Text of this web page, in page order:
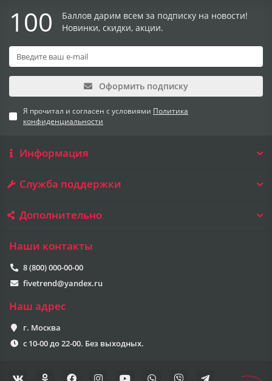
100
Баллов дарим всем за подписку на новости!
Новинки, скидки, акции.
Оформить подписку
Я прочитал и согласен с условиями Политика
конфиденциальности
Информация
Служба поддержки
Дополнительно
Наши контакты
8 (800) 000-00-00
fivetrend@yandex.ru
Наш адрес
г. Москва
с 10-00 до 22-00. Без выходных.